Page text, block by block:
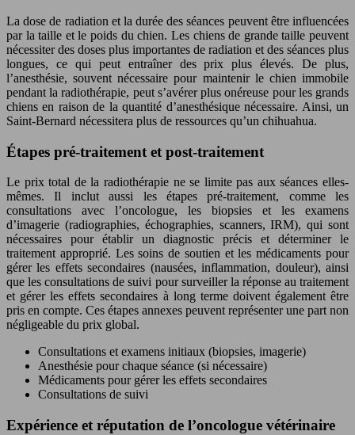
La dose de radiation et la durée des séances peuvent être influencées
par la taille et le poids du chien. Les chiens de grande taille peuvent
nécessiter des doses plus importantes de radiation et des séances plus
longues, ce qui peut entraîner des prix plus élevés. De plus,
l’anesthésie, souvent nécessaire pour maintenir le chien immobile
pendant la radiothérapie, peut s’avérer plus onéreuse pour les grands
chiens en raison de la quantité d’anesthésique nécessaire. Ainsi, un
Saint-Bernard nécessitera plus de ressources qu’un chihuahua.
Étapes pré-traitement et post-traitement
Le prix total de la radiothérapie ne se limite pas aux séances elles-
mêmes. Il inclut aussi les étapes pré-traitement, comme les
consultations avec l’oncologue, les biopsies et les examens
d’imagerie (radiographies, échographies, scanners, IRM), qui sont
nécessaires pour établir un diagnostic précis et déterminer le
traitement approprié. Les soins de soutien et les médicaments pour
gérer les effets secondaires (nausées, inflammation, douleur), ainsi
que les consultations de suivi pour surveiller la réponse au traitement
et gérer les effets secondaires à long terme doivent également être
pris en compte. Ces étapes annexes peuvent représenter une part non
négligeable du prix global.
Consultations et examens initiaux (biopsies, imagerie)
Anesthésie pour chaque séance (si nécessaire)
Médicaments pour gérer les effets secondaires
Consultations de suivi
Expérience et réputation de l’oncologue vétérinaire